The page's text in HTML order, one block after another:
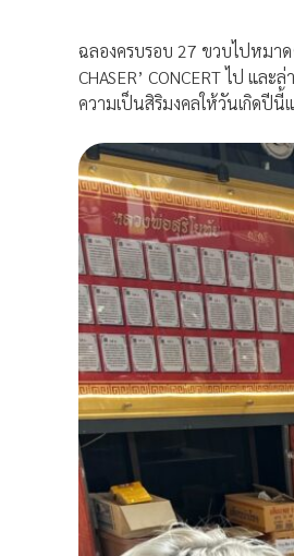
ฉลองครบรอบ 27 ขวบไปหมาด
CHASER’ CONCERT ไป แล
ความเป็นสิริมงคลให้วันเกิดปีนี้